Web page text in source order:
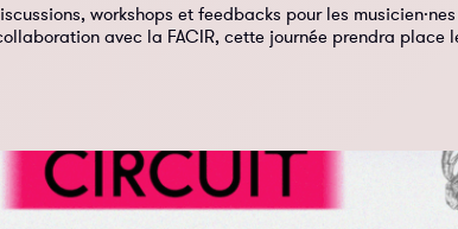
workshops et feedbacks pour les
avec la FACIR, cette journée prendra place